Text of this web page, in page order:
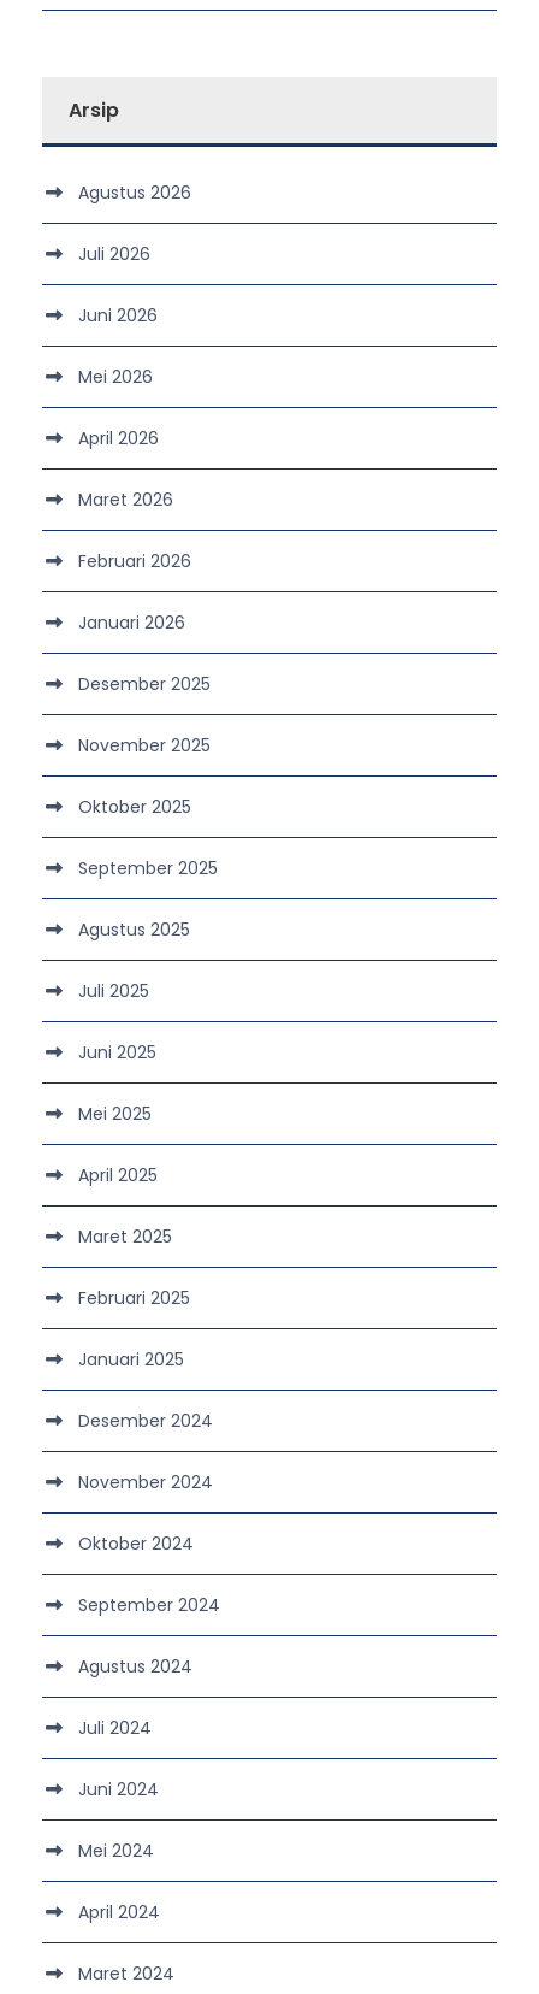
Arsip
Agustus 2026
Juli 2026
Juni 2026
Mei 2026
April 2026
Maret 2026
Februari 2026
Januari 2026
Desember 2025
November 2025
Oktober 2025
September 2025
Agustus 2025
Juli 2025
Juni 2025
Mei 2025
April 2025
Maret 2025
Februari 2025
Januari 2025
Desember 2024
November 2024
Oktober 2024
September 2024
Agustus 2024
Juli 2024
Juni 2024
Mei 2024
April 2024
Maret 2024